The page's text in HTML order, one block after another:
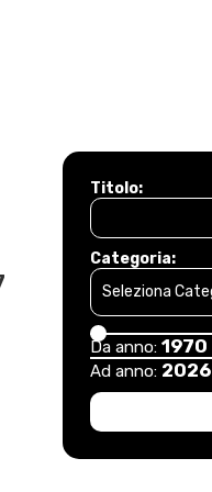
Titolo:
Categoria:
Da anno: 1970
Ad anno: 2026